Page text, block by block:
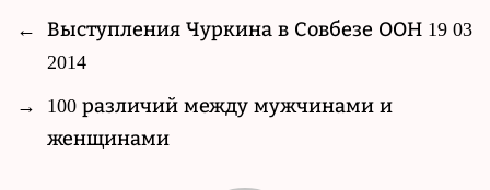
←
Выступления Чуркина в Совбезе ООН 19 03
2014
→
100 различий между мужчинами и
женщинами